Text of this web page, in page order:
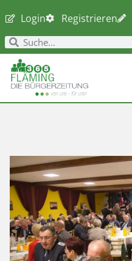
Login Registrieren